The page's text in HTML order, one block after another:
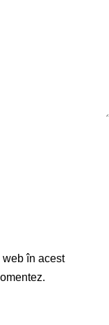
în acest